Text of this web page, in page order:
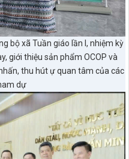
bộ xã Tuần giáo lần I, nhiệm kỳ
giới thiệu sản phẩm OCOP và
thu hút ự quan tâm của các
dự